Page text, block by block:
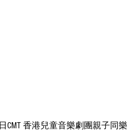
CMT 香港兒童音樂劇團親子同樂